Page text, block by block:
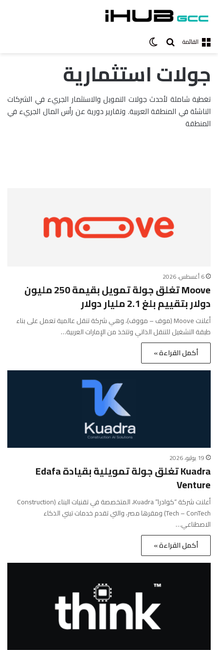
القائمة بحث عن
جولات استثمارية
تغطية شاملة لأحدث جولات التمويل والاستثمار الجريء في الشركات
الناشئة في المنطقة العربية. وتقارير دورية عن رأس المال الجريء في
المنطقة
6 أغسطس، 2026
Moove تغلق جولة تمويل بقيمة 250 مليون
دولار بتقييم بلغ 2.1 مليار دولار
أعلنت Moove (موف – مووف)، وهي شركة تنقل عالمية تعمل على بناء
طبقة التشغيل للتنقل الذاتي وتتخذ من الإمارات العربية…
أكمل القراءة »
19 يوليو، 2026
Kuadra تغلق جولة تمويلية بقيادة Edafa
Venture
أعلنت شركة “كوادرا” Kuadra، المتخصصة في تقنيات البناء (Construction
Tech – ConTech) ومقرها مصر، والتي تقدم خدمات تبني الذكاء
الاصطناعي…
أكمل القراءة »